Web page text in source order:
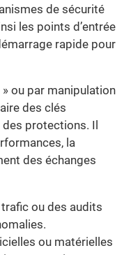
de sécurité
les points d’entrée
rapide pour
ou par manipulation
des clés
protections. Il
la
des échanges
ou des audits
ou matérielles